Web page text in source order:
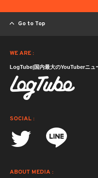
Go to Top
WE ARE :
LogTube|国内最大のYouTuberニュ
SOCIAL :
ABOUT MEDIA :